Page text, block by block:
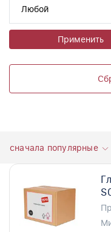
Применить
сначала популярные